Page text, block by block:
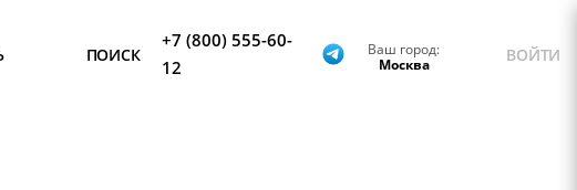
ПОИСК
+7 (800) 555-60-
12
Ваш город:
Москва
ВОЙТИ